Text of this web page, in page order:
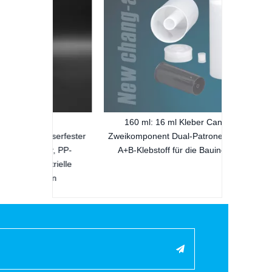
160 ml: 16 ml Kleber Cantking
Zweikomponent Dual-Patrone für Pack
A+B-Klebstoff für die Bauindustrie